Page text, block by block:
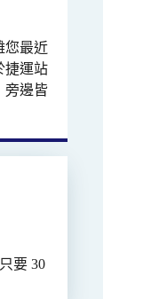
您最近
捷運站
旁邊皆
要 30